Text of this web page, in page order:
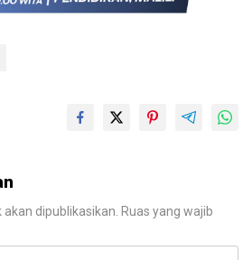
dipublikasikan. Ruas yang wajib